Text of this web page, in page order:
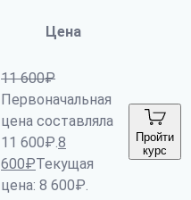
Цена
11 600₽
Первоначальная
цена составляла
11 600₽.8
600₽Текущая
цена: 8 600₽.
Пройти
курс